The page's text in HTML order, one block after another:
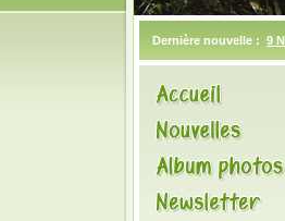
Dernière nouvelle : 9